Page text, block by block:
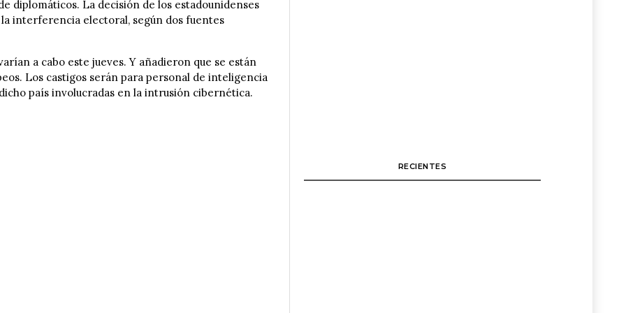
diplomáticos. La decisión de los estadounidenses
interferencia electoral, según dos fuentes
a cabo este jueves. Y añadieron que se están
Los castigos serán para personal de inteligencia
país involucradas en la intrusión cibernética.
RECIENTES